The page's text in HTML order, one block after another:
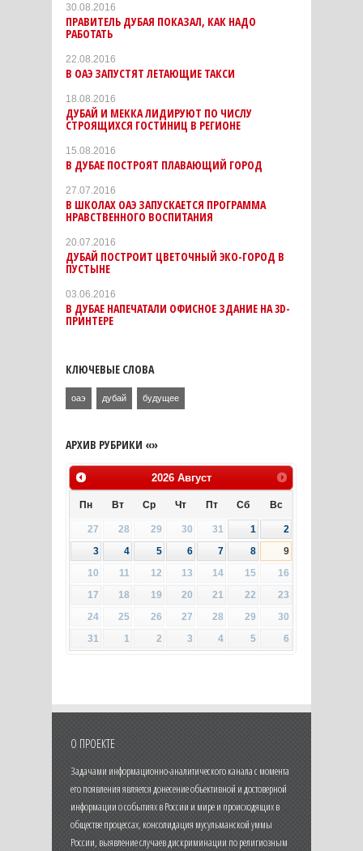
30.08.2016
ПРАВИТЕЛЬ ДУБАЯ ПОКАЗАЛ, КАК НАДО
РАБОТАТЬ
22.08.2016
В ОАЭ ЗАПУСТЯТ ЛЕТАЮЩИЕ ТАКСИ
18.08.2016
ДУБАЙ И МЕККА ЛИДИРУЮТ ПО ЧИСЛУ
СТРОЯЩИХСЯ ГОСТИНИЦ В РЕГИОНЕ
15.08.2016
В ДУБАЕ ПОСТРОЯТ ПЛАВАЮЩИЙ ГОРОД
27.07.2016
В ШКОЛАХ ОАЭ ЗАПУСКАЕТСЯ ПРОГРАММА
НРАВСТВЕННОГО ВОСПИТАНИЯ
20.07.2016
ДУБАЙ ПОСТРОИТ ЦВЕТОЧНЫЙ ЭКО-ГОРОД В
ПУСТЫНЕ
03.06.2016
В ДУБАЕ НАПЕЧАТАЛИ ОФИСНОЕ ЗДАНИЕ НА 3D-
ПРИНТЕРЕ
КЛЮЧЕВЫЕ СЛОВА
оаэ дубай будущее
АРХИВ РУБРИКИ «»
2026 Август
Пн Вт Ср Чт Пт Сб Вс
27 28 29 30 31 1
2
3
4 5 6 7 8
9
10
11 12 13 14 15
16
17
18 19 20 21 22
23
24
25 26 27 28 29
30
31
1 2 3 4 5 6
О ПРОЕКТЕ
Задачами информационно-аналитического канала с момента
его появления является донесение объективной и достоверной
информации о событиях в России и мире и происходящих в
обществе процессах, консолидация мусульманской уммы
России, выявление случаев дискриминации по религиозным